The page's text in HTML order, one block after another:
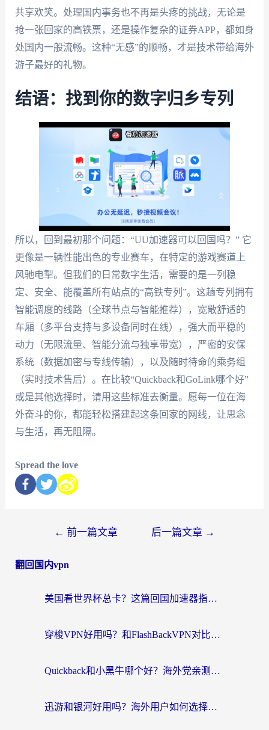
共享欢笑。处理国内事务也不再是头疼的挑战，无论是
抢一张回家的高铁票，还是操作复杂的证券APP，都如身
处国内一般流畅。这种“无感”的顺畅，才是技术带给海外
游子最好的礼物。
结语：找到你的数字归乡专列
所以，回到最初那个问题：“UU加速器可以回国吗？” 它
更像是一辆性能出色的专业赛车，在特定的游戏赛道上
风驰电掣。但我们的日常数字生活，需要的是一列稳
定、安全、能覆盖所有站点的“高铁专列”。这趟专列拥有
智能调度的线路（全球节点与智能推荐），宽敞舒适的
车厢（多平台支持与多设备同时在线），强大而平稳的
动力（无限流量、智能分流与独享带宽），严密的安保
系统（数据加密与专线传输），以及随时待命的乘务组
（实时技术售后）。在比较“Quickback和GoLink哪个好”
或是其他选择时，请用这些标准去衡量。愿每一位在海
外奋斗的你，都能轻松搭建起这条回家的网线，让思念
与生活，再无阻隔。
Spread the love
← 前一篇文章 后一篇文章 →
翻回国内vpn
美国看世界杯总卡？这篇回国加速器指南帮你无缝刷国内资源（附苹果手机VPN设置步骤）
穿梭VPN好用吗？和FlashBackVPN对比哪个回国效果更好？
Quickback和小黑牛哪个好？海外党亲测指南，选对回国加速器秒回国内
迅游和银河好用吗？海外用户如何选择回国加速器实现无缝访问国内资源